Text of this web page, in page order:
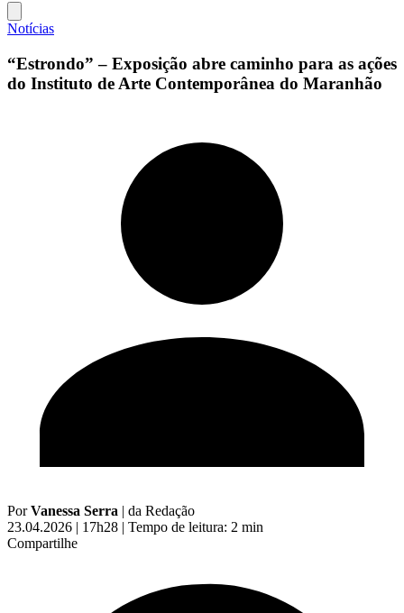
Notícias
“Estrondo” – Exposição abre caminho para as ações
do Instituto de Arte Contemporânea do Maranhão
PorVanessa Serra | da Redação
23.04.2026 | 17h28 | Tempo de leitura: 2 min
Compartilhe